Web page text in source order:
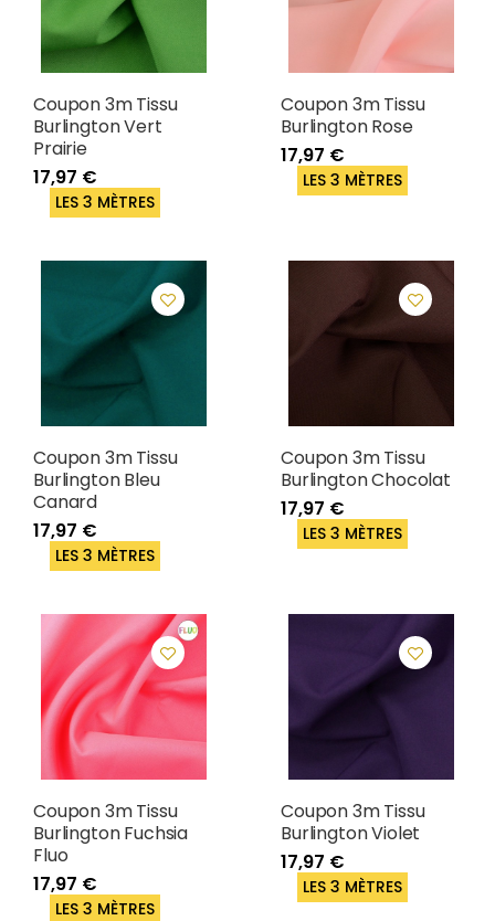
Coupon 3m Tissu
Burlington Vert
Prairie
17,97 €
LES 3 MÈTRES
Coupon 3m Tissu
Burlington Rose
17,97 €
LES 3 MÈTRES
Coupon 3m Tissu
Burlington Bleu
Canard
17,97 €
LES 3 MÈTRES
Coupon 3m Tissu
Burlington Chocolat
17,97 €
LES 3 MÈTRES
Coupon 3m Tissu
Burlington Fuchsia
Fluo
17,97 €
LES 3 MÈTRES
Coupon 3m Tissu
Burlington Violet
17,97 €
LES 3 MÈTRES